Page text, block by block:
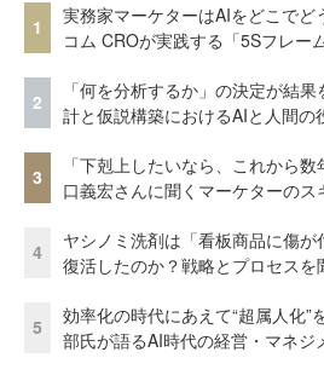
1
実務家マーケターはAIをどこでど
コム CROが実践する「5Sフレー
2
「何を分析するか」の決定が結
計と仮説構築におけるAIと人間の
3
「下剋上したいなら、これから
口義宏さんに聞くマーケターのス
4
ヤシノミ洗剤は「看板商品に傷
復活したのか？戦略とプロセスを
5
効率化の時代にあえて“超属人化
部氏が語るAI時代の経営・マネジ